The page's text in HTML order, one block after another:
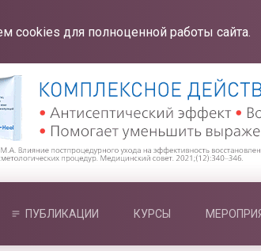
cookies для полноценной работы сайта.
ПУБЛИКАЦИИ КУРСЫ